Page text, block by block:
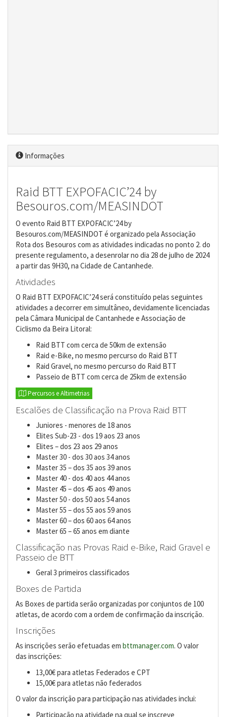
Informações
Raid BTT EXPOFACIC’24 by
Besouros.com/MEASINDOT
O evento Raid BTT EXPOFACIC’24 by
Besouros.com/MEASINDOT é organizado pela Associação
Rota dos Besouros com as atividades indicadas no ponto 2. do
presente regulamento, a desenrolar no dia 28 de julho de 2024
a partir das 9H30, na Cidade de Cantanhede.
Atividades
O Raid BTT EXPOFACIC’24 será constituído pelas seguintes
atividades a decorrer em simultâneo, devidamente licenciadas
pela Câmara Municipal de Cantanhede e Associação de
Ciclismo da Beira Litoral:
Raid BTT com cerca de 50km de extensão
Raid e-Bike, no mesmo percurso do Raid BTT
Raid Gravel, no mesmo percurso do Raid BTT
Passeio de BTT com cerca de 25km de extensão
Percursos e Altimetrias
Escalões de Classificação na Prova Raid BTT
Juniores - menores de 18 anos
Elites Sub-23 - dos 19 aos 23 anos
Elites – dos 23 aos 29 anos
Master 30 - dos 30 aos 34 anos
Master 35 – dos 35 aos 39 anos
Master 40 - dos 40 aos 44 anos
Master 45 – dos 45 aos 49 anos
Master 50 - dos 50 aos 54 anos
Master 55 – dos 55 aos 59 anos
Master 60 – dos 60 aos 64 anos
Master 65 – 65 anos em diante
Classificação nas Provas Raid e-Bike, Raid Gravel e
Passeio de BTT
Geral 3 primeiros classificados
Boxes de Partida
As Boxes de partida serão organizadas por conjuntos de 100
atletas, de acordo com a ordem de confirmação da inscrição.
Inscrições
As inscrições serão efetuadas em bttmanager.com. O valor
das inscrições:
13,00€ para atletas Federados e CPT
15,00€ para atletas não federados
O valor da inscrição para participação nas atividades inclui:
Participação na atividade na qual se inscreve